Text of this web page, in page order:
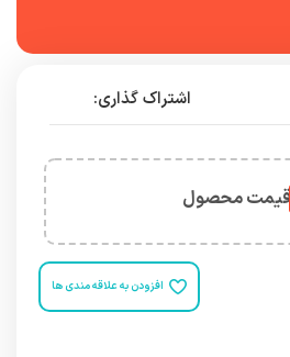
اشتراک گذاری:
قیمت محصول
افزودن به علاقه مندی ها